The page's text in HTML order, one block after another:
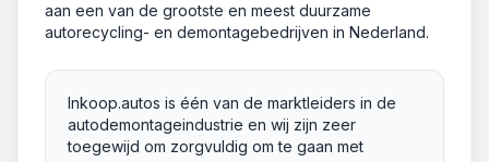
aan een van de grootste en meest duurzame
autorecycling- en demontagebedrijven in Nederland.
Inkoop.autos is één van de marktleiders in de
autodemontageindustrie en wij zijn zeer
toegewijd om zorgvuldig om te gaan met